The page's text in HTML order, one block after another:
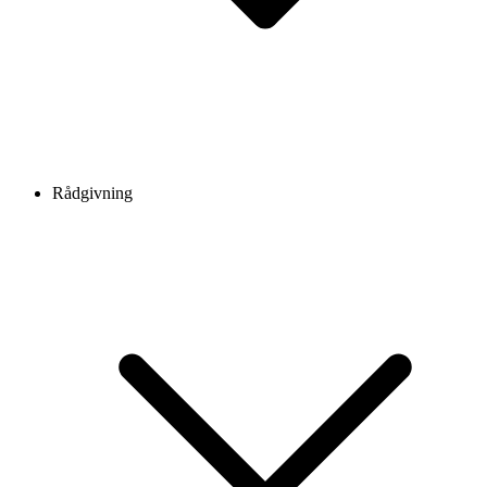
Rådgivning